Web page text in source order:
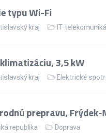
typu Wi-Fi
kraj IT
3,5 kW
kraj Elektrické
prepravu, Frýdek-
republika Doprava